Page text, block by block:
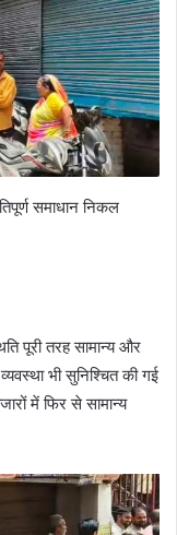
समाधान निकल
पूरी तरह सामान्य और
भी सुनिश्चित की गई
में फिर से सामान्य